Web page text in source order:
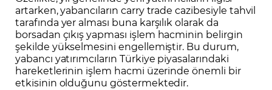
artarken, yabancıların carry trade cazibesiyle tahvil
tarafında yer alması buna karşılık olarak da
borsadan çıkış yapması işlem hacminin belirgin
şekilde yükselmesini engellemiştir. Bu durum,
yabancı yatırımcıların Türkiye piyasalarındaki
hareketlerinin işlem hacmi üzerinde önemli bir
etkisinin olduğunu göstermektedir.